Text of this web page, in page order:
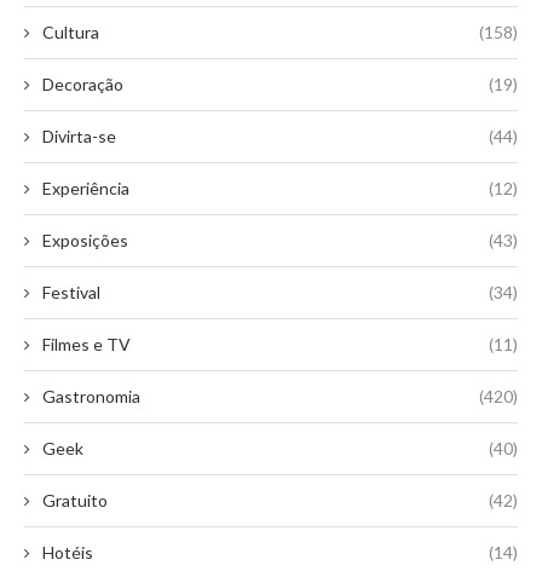
Cultura (158)
Decoração (19)
Divirta-se (44)
Experiência (12)
Exposições (43)
Festival (34)
Filmes e TV (11)
Gastronomia (420)
Geek (40)
Gratuito (42)
Hotéis (14)